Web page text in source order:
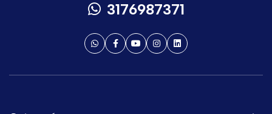
3176987371